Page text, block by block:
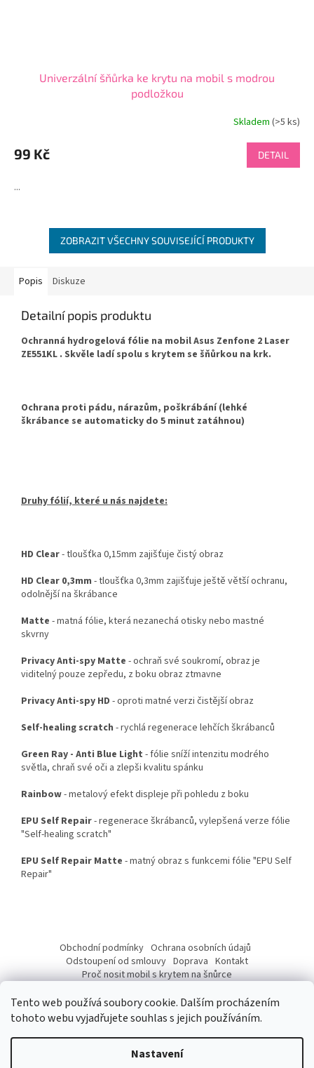
Tento web používá soubory cookie. Dalším procházením
tohoto webu vyjadřujete souhlas s jejich používáním.
Nastavení
Univerzální šňůrka ke krytu na mobil s modrou
podložkou
produktu
je
z
Skladem(>5 ks)
99 Kč DETAIL
...
ZOBRAZIT VŠECHNY SOUVISEJÍCÍ PRODUKTY
Popis Diskuze
Detailní popis produktu
Ochranná hydrogelová fólie na mobil Asus Zenfone 2 Laser
ZE551KL . Skvěle ladí spolu s krytem se šňůrkou na krk.
Ochrana proti pádu, nárazům, poškrábání (lehké
škrábance se automaticky do 5 minut zatáhnou)
Druhy fólií, které u nás najdete:
HD Clear- tloušťka 0,15mm zajišťuje čistý obraz
HD Clear 0,3mm - tloušťka 0,3mm zajišťuje ještě větší ochranu,
odolnější na škrábance
Matte - matná fólie, která nezanechá otisky nebo mastné
skvrny
Privacy Anti-spy Matte - ochraň své soukromí, obraz je
viditelný pouze zepředu, z boku obraz ztmavne
Privacy Anti-spy HD - oproti matné verzi čistější obraz
Self-healing scratch - rychlá regenerace lehčích škrábanců
Green Ray - Anti Blue Light - fólie sníží intenzitu modrého
světla, chraň své oči a zlepši kvalitu spánku
Rainbow- metalový efekt displeje při pohledu z boku
EPU Self Repair- regenerace škrábanců, vylepšená verze fólie
"Self-healing scratch"
EPU Self Repair Matte - matný obraz s funkcemi fólie "EPU Self
Repair"
a
Obchodní podmínky Ochrana osobních údajů
Odstoupení od smlouvy Doprava Kontakt
Proč nosit mobil s krytem na šnůrce
Vytvořil Shoptet